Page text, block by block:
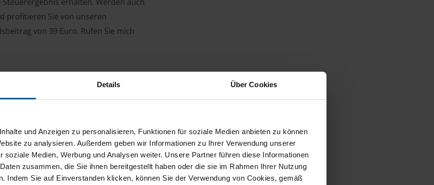
Details Über Cookies
und Anzeigen zu personalisieren, Funktionen für soziale Medien anbieten zu können
zu analysieren. Außerdem geben wir Informationen zu Ihrer Verwendung unserer
soziale Medien, Werbung und Analysen weiter. Unsere Partner führen diese Informationen
zusammen, die Sie ihnen bereitgestellt haben oder die sie im Rahmen Ihrer Nutzung
Indem Sie auf Einverstanden klicken, können Sie der Verwendung von Cookies, gemäß
profitieren Sie von unseren
von 39 Euro. Rufen Sie mich
Arbeitnehmer, Beamte, Auszubildende,
(StBerG). Auch bei Einkünften
der geeignete Dienstleister für Sie.
Tätigkeit und umsatzsteuerpflichtigen